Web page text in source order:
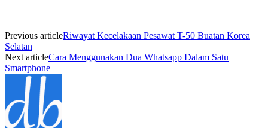
Previous articleRiwayat Kecelakaan Pesawat T-50 Buatan Korea
Selatan
Next articleCara Menggunakan Dua Whatsapp Dalam Satu
Smartphone